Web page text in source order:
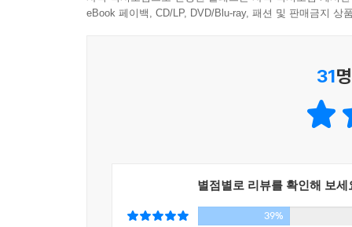
같은 정치적 의견(당연히 여성 문제를 포함한다)
응, 당연히 문제 있다고 생각해. 저 사람이 한 행동
여자의 적은 여자라서 저희들끼리 싸우느라 진
그렇다고 ‘여자=같은 편’이라는 생각에 사로
그동안 그림 같던 부부의 삶이 가식이었음을
eBook 페이백, CD/LP, DVD/Blu-ray, 패션 및 판매금지 상
31
별점별로 리뷰를 확인해 보세
39%